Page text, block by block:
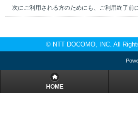
© NTT DOCOMO, INC. All
HOME